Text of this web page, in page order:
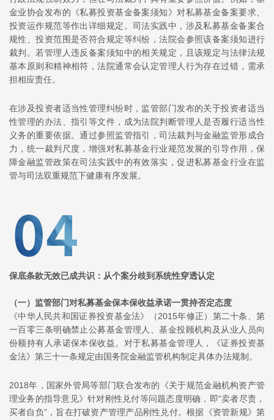
金业协会发布的《私募投资基金备案须知》对私募基金备案要求、
投资运作规范等作出详细规定。司法实践中，涉及私募基金备案合
规性、投资范围是否符合规定等纠纷，法院会参照该备案须知进行
裁判。若管理人违反备案须知中的相关规定，且该规定与法律法规
基本原则和精神相符，法院通常会认定管理人行为存在过错，需承
担相应责任。
在涉及投资者适当性管理纠纷时，监管部门发布的关于投资者适当
性管理的办法、指引等文件，成为法院判断管理人是否履行适当性
义务的重要依据。通过参照监管指引，司法裁判与金融监管形成合
力，统一裁判尺度，增强对私募基金行业规范发展的引导作用，保
障金融监管政策在司法实践中的有效落实，促进私募基金行业在监
管与司法双重规范下健康有序发展。
保底条款无效已成共识：从个案分歧到系统性穿透认定
（一） 监管部门对私募基金保本保收益承诺一贯持否定态度
《中华人民共和国证券投资基金法》（2015年修正）第二十条、第
一百零三条明确禁止公募基金管理人、基金投顾机构及从业人员向
份额持有人承诺保本保收益。对于私募基金管理人，《证券投资基
金法》第三十一条规定由国务院金融监管机构制定具体办法规制。
2018年，国家外管局等部门联合发布的《关于规范金融机构资产管
理业务的指导意见》针对刚性兑付等问题态度明确，即“卖者尽责，
买者自负”，旨在打破资产管理产品刚性兑付。根据《资管新规》第